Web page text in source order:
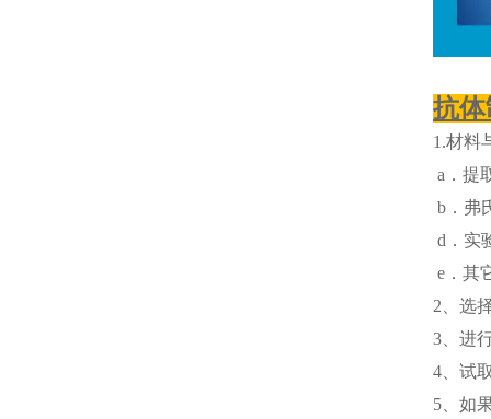
抗
1.材料
a．提
b．弗
d．实
e．其
2、选
3、进
4、试
5、如